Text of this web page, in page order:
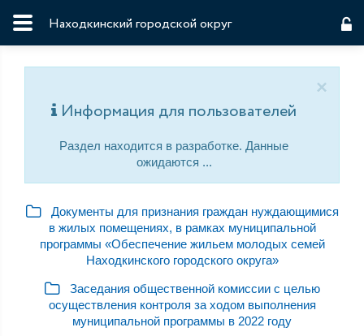
Находкинский городской округ
×
Информация для пользователей
Раздел находится в разработке. Данные
ожидаются ...
Документы для признания граждан нуждающимися
в жилых помещениях, в рамках муниципальной
программы «Обеспечение жильем молодых семей
Находкинского городского округа»
Заседания общественной комиссии с целью
осуществления контроля за ходом выполнения
муниципальной программы в 2022 году